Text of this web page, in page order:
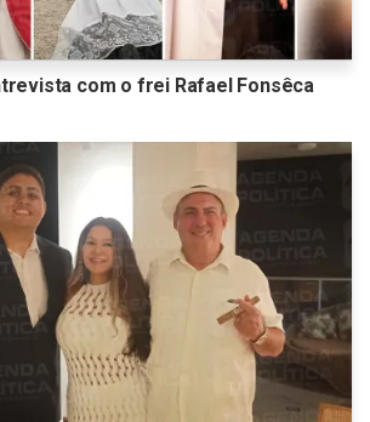
com o frei Rafael Fonsêca